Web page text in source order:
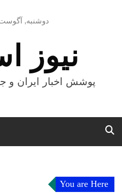
دوشنبه, آگوست 10,
نیوز
پوشش اخبار ایران و
You are Here